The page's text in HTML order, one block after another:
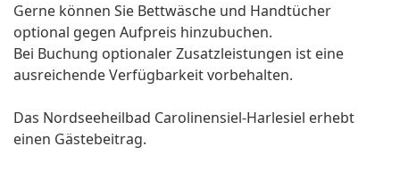
Gerne können Sie Bettwäsche und Handtücher
optional gegen Aufpreis hinzubuchen.
Bei Buchung optionaler Zusatzleistungen ist eine
ausreichende Verfügbarkeit vorbehalten.
Das Nordseeheilbad Carolinensiel-Harlesiel erhebt
einen Gästebeitrag.